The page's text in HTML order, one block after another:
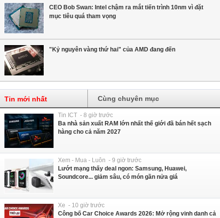
CEO Bob Swan: Intel chậm ra mắt tiến trình 10nm vì đặt
mục tiêu quá tham vọng
"Kỷ nguyên vàng thứ hai" của AMD đang đến
Tin mới nhất Cùng chuyên mục
Tin ICT - 8 giờ trước
Ba nhà sản xuất RAM lớn nhất thế giới đã bán hết sạch
hàng cho cả năm 2027
Xem - Mua - Luôn - 9 giờ trước
Lướt mạng thấy deal ngon: Samsung, Huawei,
Soundcore... giảm sâu, có món gần nửa giá
Xe - 10 giờ trước
Công bố Car Choice Awards 2026: Mở rộng vinh danh cả